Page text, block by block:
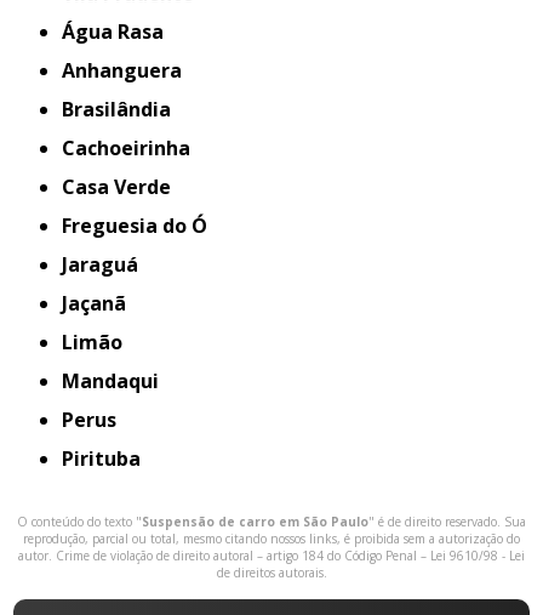
Água Rasa
Anhanguera
Brasilândia
Cachoeirinha
Casa Verde
Freguesia do Ó
Jaraguá
Jaçanã
Limão
Mandaqui
Perus
Pirituba
O conteúdo do texto "Suspensão de carro em São Paulo" é de direito reservado. Sua
reprodução, parcial ou total, mesmo citando nossos links, é proibida sem a autorização do
autor. Crime de violação de direito autoral – artigo 184 do Código Penal – Lei 9610/98 - Lei
de direitos autorais.